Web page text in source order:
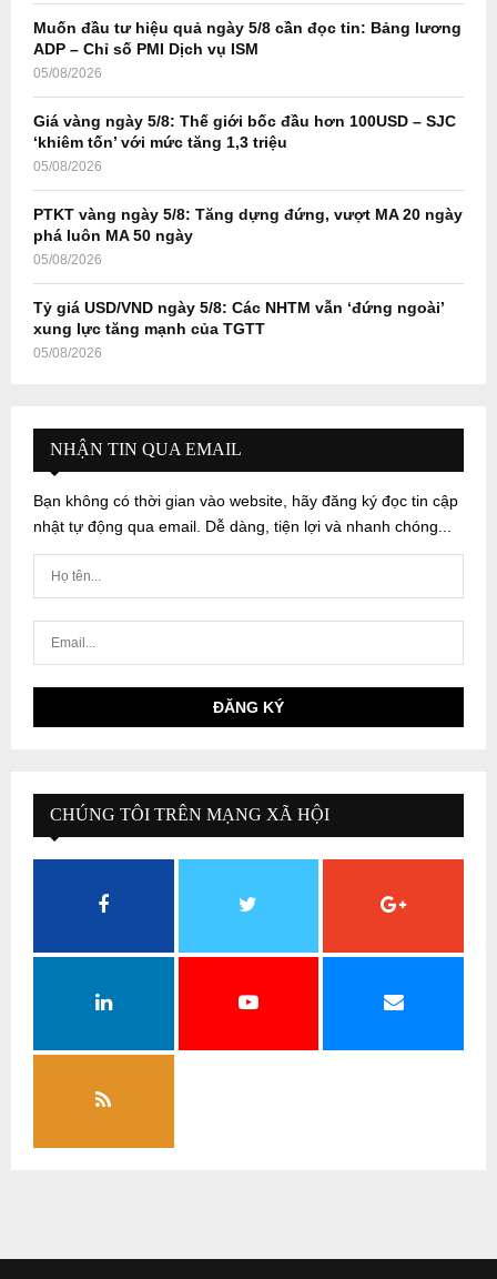
H
Muốn đầu tư hiệu quả ngày 5/8 cần đọc tin: Bảng lương
ADP – Chỉ số PMI Dịch vụ ISM
05/08/2026
Giá vàng ngày 5/8: Thế giới bốc đầu hơn 100USD – SJC
‘khiêm tốn’ với mức tăng 1,3 triệu
05/08/2026
PTKT vàng ngày 5/8: Tăng dựng đứng, vượt MA 20 ngày
phá luôn MA 50 ngày
05/08/2026
Tỷ giá USD/VND ngày 5/8: Các NHTM vẫn ‘đứng ngoài’
xung lực tăng mạnh của TGTT
05/08/2026
NHẬN TIN QUA EMAIL
Bạn không có thời gian vào website, hãy đăng ký đọc tin cập
nhật tự động qua email. Dễ dàng, tiện lợi và nhanh chóng...
CHÚNG TÔI TRÊN MẠNG XÃ HỘI